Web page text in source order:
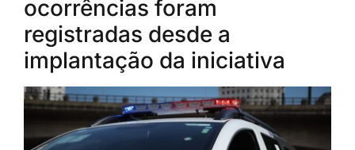
ocorrências foram
registradas desde a
implantação da iniciativa